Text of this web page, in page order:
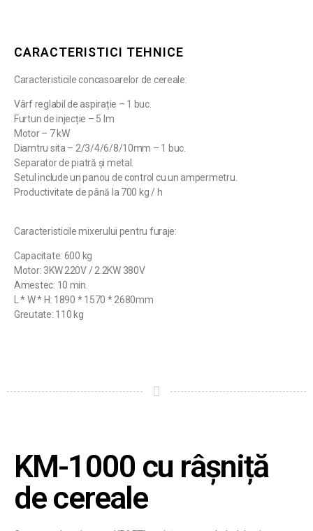
CARACTERISTICI TEHNICE
Caracteristicile concasoarelor de cereale:
Vârf reglabil de aspirație – 1 buc.
Furtun de injecție – 5 lm
Motor – 7 kW
Diamtru sita – 2/3/4/6/8/10mm – 1 buc.
Separator de piatră și metal.
Setul include un panou de control cu ​​un ampermetru.
Productivitate de până la 700 kg / h
Caracteristicile mixerului pentru furaje:
Capacitate: 600 kg
Motor: 3KW 220V / 2.2KW 380V
Amestec: 10 min.
L * W * H: 1890 * 1570 * 2680mm
Greutate: 110 kg
KM-1000 cu râșniță
de cereale